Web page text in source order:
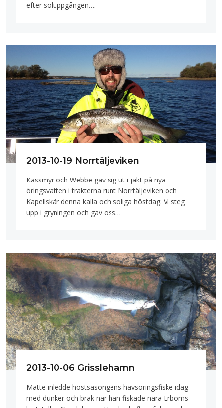
efter soluppgången….
2013-10-19 Norrtäljeviken
Kassmyr och Webbe gav sig ut i jakt på nya
öringsvatten i trakterna runt Norrtäljeviken och
Kapellskär denna kalla och soliga höstdag. Vi steg
upp i gryningen och gav oss…
2013-10-06 Grisslehamn
Matte inledde höstsäsongens havsöringsfiske idag
med dunker och brak när han fiskade nära Erboms